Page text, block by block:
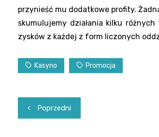
przynieść mu dodatkowe profity.
skumulujemy działania kilku
zysków z każdej z form liczonych
Kasyno Promocja
Nawigacja
wpisu
Poprzedni